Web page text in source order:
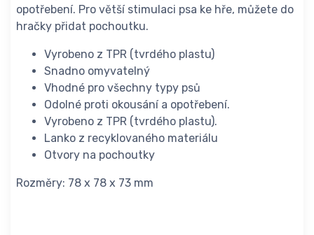
opotřebení. Pro větší stimulaci psa ke hře, můžete do
hračky přidat pochoutku.
Vyrobeno z TPR (tvrdého plastu)
Snadno omyvatelný
Vhodné pro všechny typy psů
Odolné proti okousání a opotřebení.
Vyrobeno z TPR (tvrdého plastu).
Lanko z recyklovaného materiálu
Otvory na pochoutky
Rozměry: 78 x 78 x 73 mm